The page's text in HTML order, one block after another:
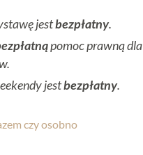
jestbezpłatny.
pomoc prawną dla
jestbezpłatny.
czy osobno